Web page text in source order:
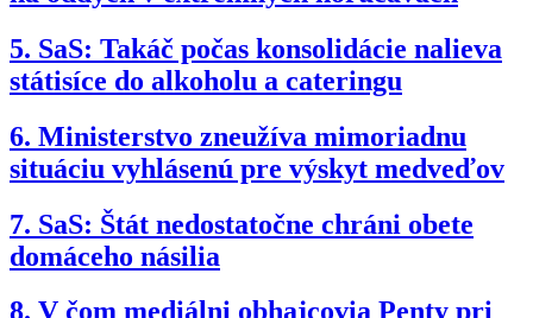
5. SaS: Takáč počas konsolidácie nalieva
státisíce do alkoholu a cateringu
6. Ministerstvo zneužíva mimoriadnu
situáciu vyhlásenú pre výskyt medveďov
7. SaS: Štát nedostatočne chráni obete
domáceho násilia
8. V čom mediálni obhajcovia Penty pri